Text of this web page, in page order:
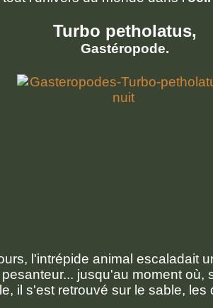
Turbo petholatus,
Gastéropode.
l'intrépide animal escaladait
jusqu'au moment où,
il s'est retrouvé sur le sable, les